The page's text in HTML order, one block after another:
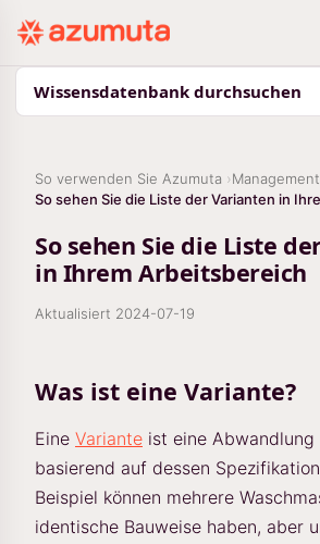
Wissensdatenbank durchsuchen
So verwenden Sie Azumuta Management
So sehen Sie die Liste der Varianten in
So sehen Sie die Liste
in Ihrem Arbeitsbereich
Aktualisiert 2024-07-19
Was ist eine Variante?
Eine Variante ist eine Abwandlung
basierend auf dessen
Beispiel können mehrere
identische Bauweise haben, aber